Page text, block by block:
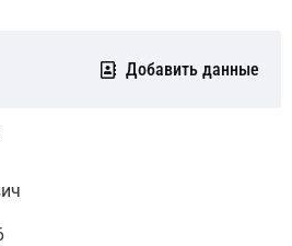
Добавить данные